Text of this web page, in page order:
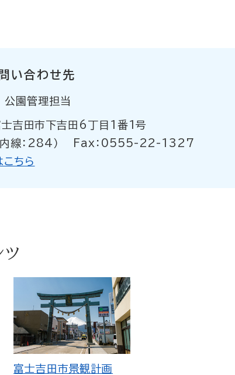
い合わせ先
公園管理担当
士吉田市下吉田6丁目1番1号
：284）
Fax：0555-22-1327
ちら
富士吉田市景観計画